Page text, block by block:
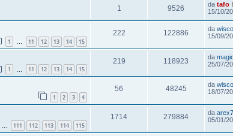
1 9526 da tafo
15/10/
1 … 11 12 13 14 15
222 122886 da
15/09/
1 11 12 13 14 15
219 118923 da
25/07/
1 2 3 4
56 48245 da
18/07/
… 111 112 113 114 115
1714 279884 da
05/01/